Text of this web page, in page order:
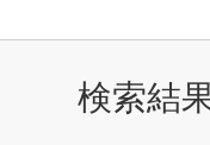
検索結